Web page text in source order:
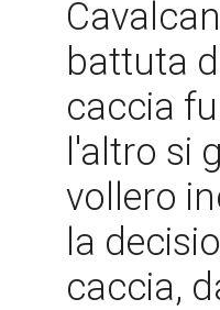
battuta
caccia
l'altro si
vollero
la
caccia,